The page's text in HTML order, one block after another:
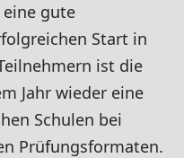
gute
Start in
ist die
Jahr wieder eine
Schulen bei
Prüfungsformaten.